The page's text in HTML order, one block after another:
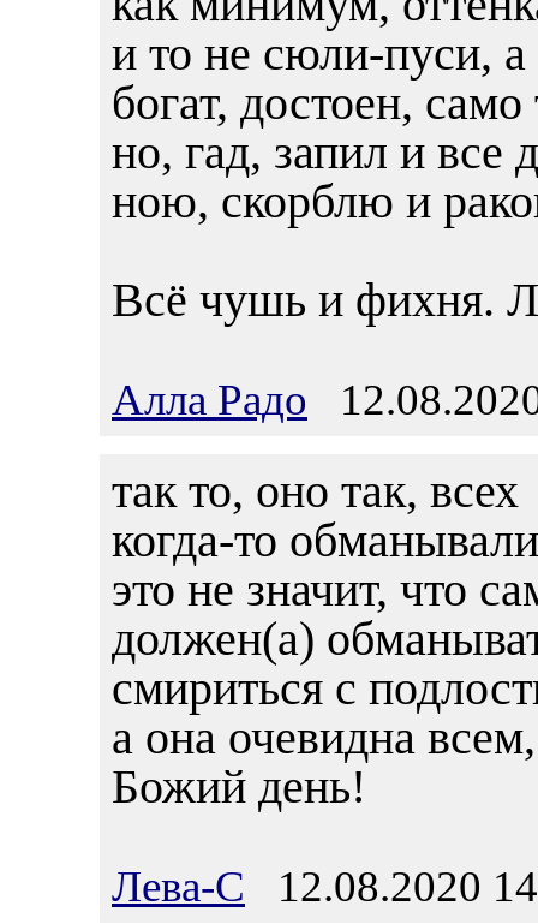
и то не сюли-пуси, а
богат, достоен,
но, гад, запил и все
ною, скорблю и
Всё чушь и фихня.
Алла Радо
так то, оно так, всех
когда-то
это не значит, что
должен(а)
смириться с
а она очевидна
Божий день!
Лева-С 12.08.2020